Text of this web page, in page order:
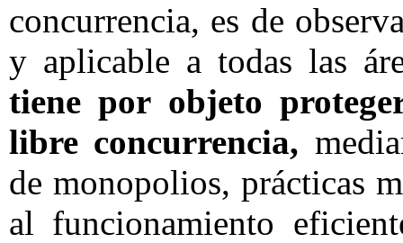
concurrencia, es de
y aplicable a todas las
tiene por objeto
libre concurrencia,
de monopolios, prácticas
al funcionamiento